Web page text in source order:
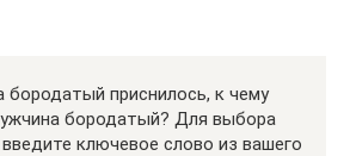
приснилось, к чему
бородатый? Для выбора
ключевое слово из вашего